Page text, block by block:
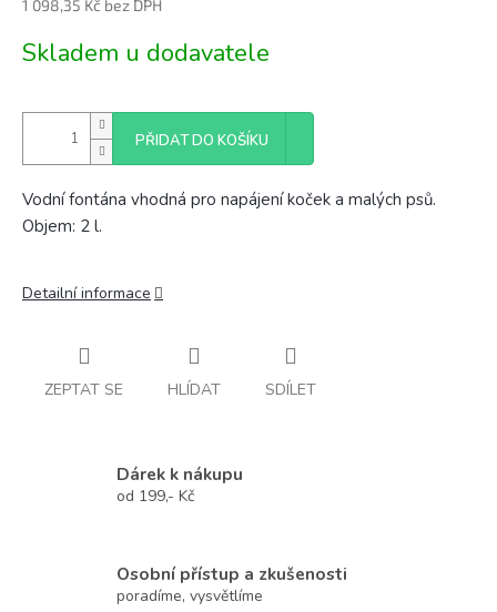
1 098,35 Kč bez DPH
cena:
Skladem u dodavatele
PŘIDAT DO KOŠÍKU
Vodní fontána vhodná pro napájení koček a malých psů.
Objem: 2 l.
Detailní informace
ZEPTAT SE HLÍDAT SDÍLET
Dárek k nákupu
od 199,- Kč
Osobní přístup a zkušenosti
poradíme, vysvětlíme